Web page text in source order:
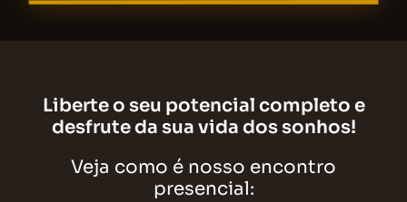
Liberte o seu potencial completo e
desfrute da sua vida dos sonhos!
Veja como é nosso encontro
presencial: